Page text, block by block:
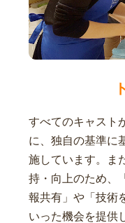
すべてのキャスト
に、独自の基準に
施しています。ま
持・向上のため、
報共有」や「技術
いった機会を提供